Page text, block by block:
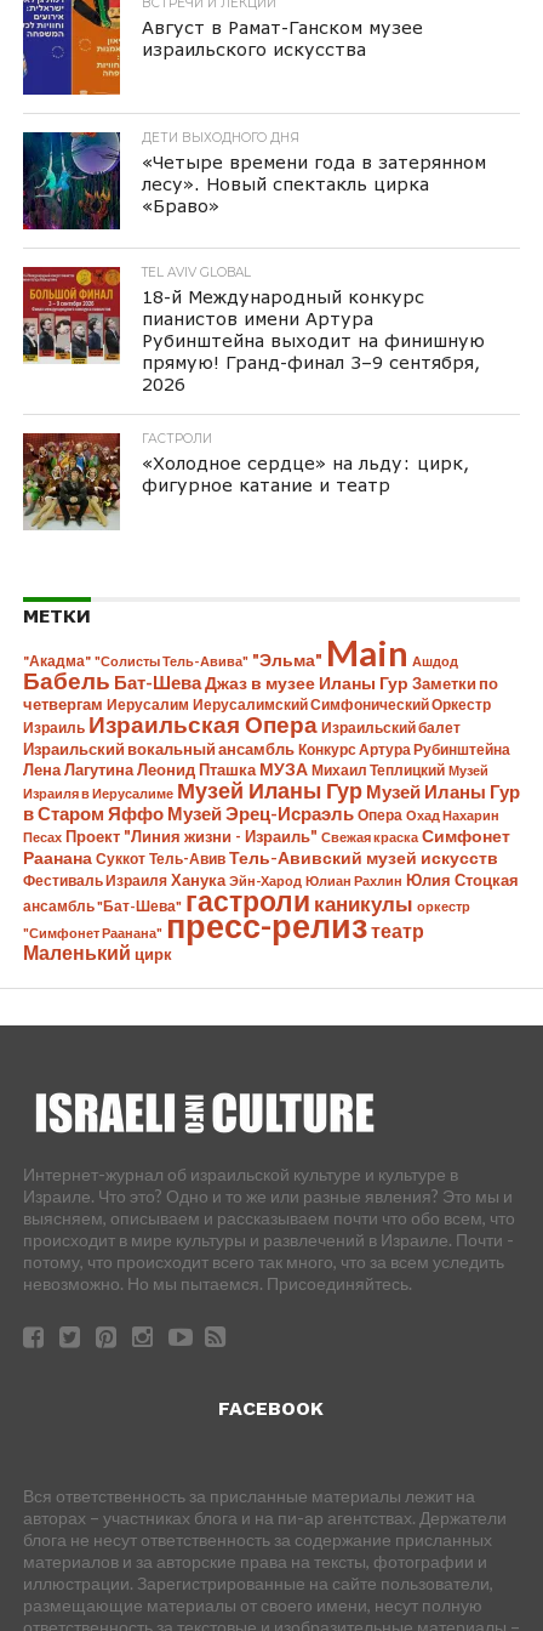
ВСТРЕЧИ И ЛЕКЦИИ
Август в Рамат-Ганском музее
израильского искусства
ДЕТИ ВЫХОДНОГО ДНЯ
«Четыре времени года в затерянном
лесу». Новый спектакль цирка
«Браво»
TEL AVIV GLOBAL
18-й Международный конкурс
пианистов имени Артура
Рубинштейна выходит на финишную
прямую! Гранд-финал 3–9 сентября,
2026
ГАСТРОЛИ
«Холодное сердце» на льду: цирк,
фигурное катание и театр
МЕТКИ
"Акадма" "Солисты Тель-Авива" "Эльма" Main Ашдод
Бабель Бат-ШеваДжаз в музее Иланы Гур Заметки по
четвергам Иерусалим Иерусалимский Симфонический Оркестр
Израиль Израильская Опера Израильский балет
Израильский вокальный ансамбль Конкурс Артура Рубинштейна
Лена Лагутина Леонид Пташка МУЗА Михаил Теплицкий Музей
Израиля в Иерусалиме Музей Иланы Гур Музей Иланы Гур
в Старом Яффо Музей Эрец-Исраэль Опера Охад Нахарин
Песах Проект "Линия жизни - Израиль" Свежая краска Симфонет
Раанана Суккот Тель-Авив Тель-Авивский музей искусств
Фестиваль Израиля Ханука Эйн-Харод Юлиан Рахлин Юлия Стоцкая
ансамбль "Бат-Шева" гастроли каникулы оркестр
"Симфонет Раанана" пресс-релизтеатр
Маленький цирк
Интернет-журнал об израильской культуре и культуре в
Израиле. Что это? Одно и то же или разные явления? Это мы и
выясняем, описываем и рассказываем почти что обо всем, что
происходит в мире культуры и развлечений в Израиле. Почти -
потому, что происходит всего так много, что за всем уследить
невозможно. Но мы пытаемся. Присоединяйтесь.
FACEBOOK
Вся ответственность за присланные материалы лежит на
авторах – участниках блога и на пи-ар агентствах. Держатели
блога не несут ответственность за содержание присланных
материалов и за авторские права на тексты, фотографии и
иллюстрации. Зарегистрированные на сайте пользователи,
размещающие материалы от своего имени, несут полную